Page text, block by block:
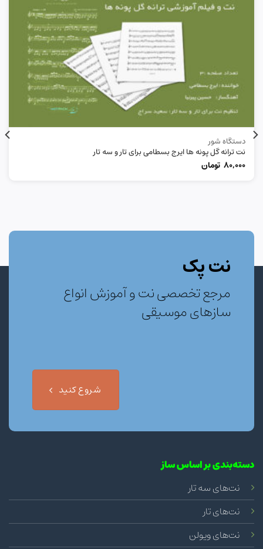
دستگاه شور
نت ترانه گل پونه ها ایرج بسطامی برای تار و سه تار
80,000 تومان
نت پک
مرجع تخصصی نت و آموزش انواع
سازهای موسیقی
شروع کنید
دسته‌بندی بر اساس ساز
نت‌های سه تار
نت‌های تار
نت‌های ویولن